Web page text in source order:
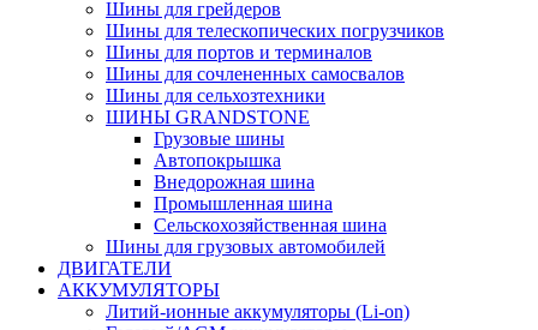
Шины для грейдеров
Шины для телескопических погрузчиков
Шины для портов и терминалов
Шины для сочлененных самосвалов
Шины для сельхозтехники
ШИНЫ GRANDSTONE
Грузовые шины
Автопокрышка
Внедорожная шина
Промышленная шина
Сельскохозяйственная шина
Шины для грузовых автомобилей
ДВИГАТЕЛИ
АККУМУЛЯТОРЫ
Литий-ионные аккумуляторы (Li-on)